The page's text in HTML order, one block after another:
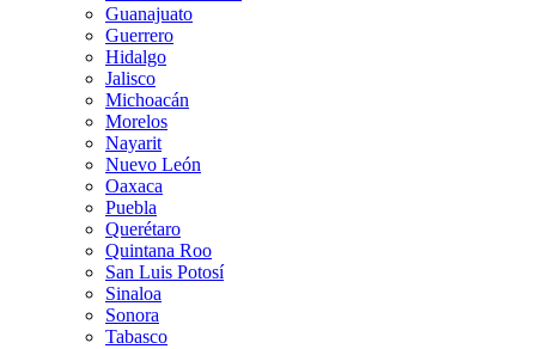
Guanajuato
Guerrero
Hidalgo
Jalisco
Michoacán
Morelos
Nayarit
Nuevo León
Oaxaca
Puebla
Querétaro
Quintana Roo
San Luis Potosí
Sinaloa
Sonora
Tabasco